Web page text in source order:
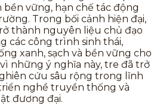
bền vững, hạn chế tác động
Trong bối cảnh hiện đại,
thành nguyên liệu chủ đạo
các công trình sinh thái,
xanh, sạch và bền vững cho
những ý nghĩa này, tre đã trở
cứu sâu rộng trong lĩnh
nghề truyền thống và
đương đại.